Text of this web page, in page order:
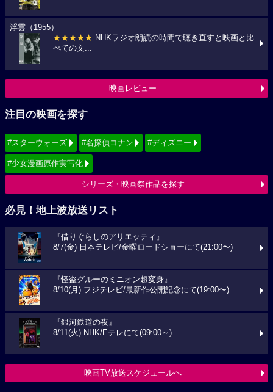
浮雲（1955）
★★★★★ NHKラジオ朗読の時間で聴き直すと映画と比
べての文...
映画レビュー
注目の映画を探す
#スターウォーズ #名探偵コナン #ディズニー
#少女漫画原作実写化
シリーズ・映画祭作品を探す
必見！地上波放送リスト
『借りぐらしのアリエッティ』
8/7(金) 日本テレビ/金曜ロードショーにて(21:00〜)
『怪盗グルーのミニオン超変身』
8/10(月) フジテレビ/最新作公開記念にて(19:00〜)
『銀河鉄道の夜』
8/11(火) NHK/Eテレにて(09:00～)
映画TV放送スケジュールへ